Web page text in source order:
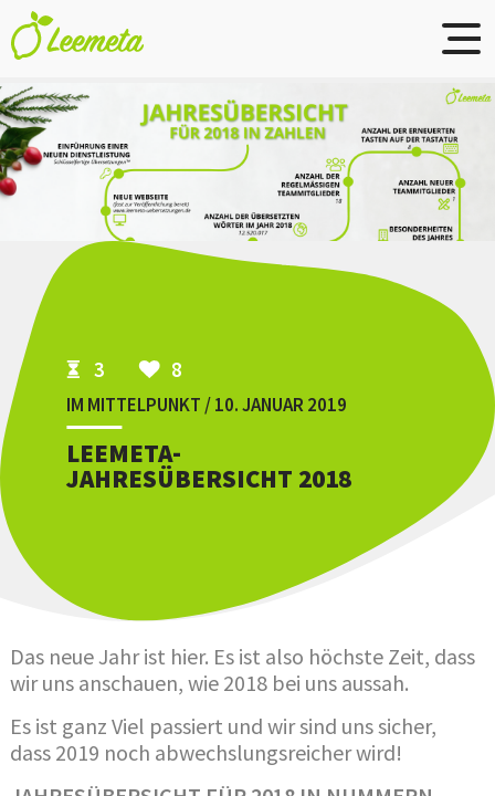
Skip to main content
3 8
IM MITTELPUNKT / 10. JANUAR 2019
LEEMETA-
JAHRESÜBERSICHT 2018
Das neue Jahr ist hier. Es ist also höchste Zeit, dass
wir uns anschauen, wie 2018 bei uns aussah.
Es ist ganz Viel passiert und wir sind uns sicher,
dass 2019 noch abwechslungsreicher wird!